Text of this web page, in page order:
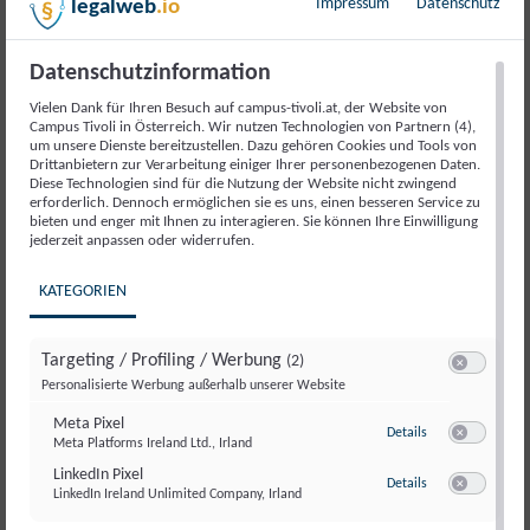
Verwalte dein Benutzerprofil und deine
Bestellungen im Campus Tivoli Shop.
Zum Konto
Greife auf deine Kurse zu, verfolge deinen
Lernfortschritt und setze nahtlos dort fort, wo du
aufgehört hast.
Zum Konto
legalweb.io Impressum Datenschutz
Datenschutzinformation
Vielen Dank für Ihren Besuch auf campus-tivoli.at, der Website von
Campus Tivoli in Österreich. Wir nutzen Technologien von Partnern (4),
um unsere Dienste bereitzustellen. Dazu gehören Cookies und Tools von
Drittanbietern zur Verarbeitung einiger Ihrer personenbezogenen Daten.
Diese Technologien sind für die Nutzung der Website nicht zwingend
erforderlich. Dennoch ermöglichen sie es uns, einen besseren Service zu
bieten und enger mit Ihnen zu interagieren. Sie können Ihre Einwilligung
jederzeit anpassen oder widerrufen.
KATEGORIEN
Targeting / Profiling / Werbung (2)
Personalisierte Werbung außerhalb unserer Website
Meta Pixel
Meta Platforms Ireland Ltd., Irland
Details zu Meta Pixel
LinkedIn Pixel
LinkedIn Ireland Unlimited Company, Irland
Details zu LinkedIn Pixel